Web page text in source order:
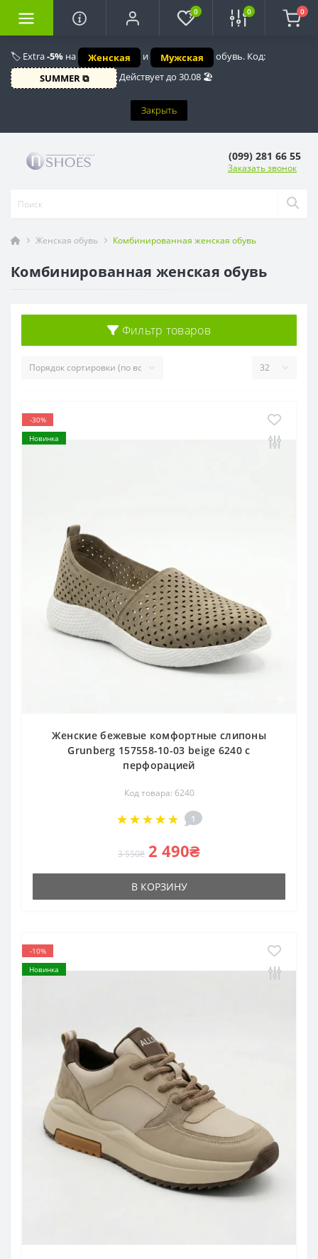
🏷️ Extra-5% на Женская и Мужская
обувь. Код:
SUMMER ⧉
Действует до 30.08 🏖️
Закрыть
0 0 0
(099) 281 66 55
Заказать звонок
Женская обувь Комбинированная женская обувь
Комбинированная женская обувь
Фильтр товаров
-30%
Новинка
Женские бежевые комфортные слипоны
Grunberg 157558-10-03 beige 6240 с
перфорацией
Код товара: 6240
1
3 550₴ 2 490₴
В КОРЗИНУ
-10%
Новинка